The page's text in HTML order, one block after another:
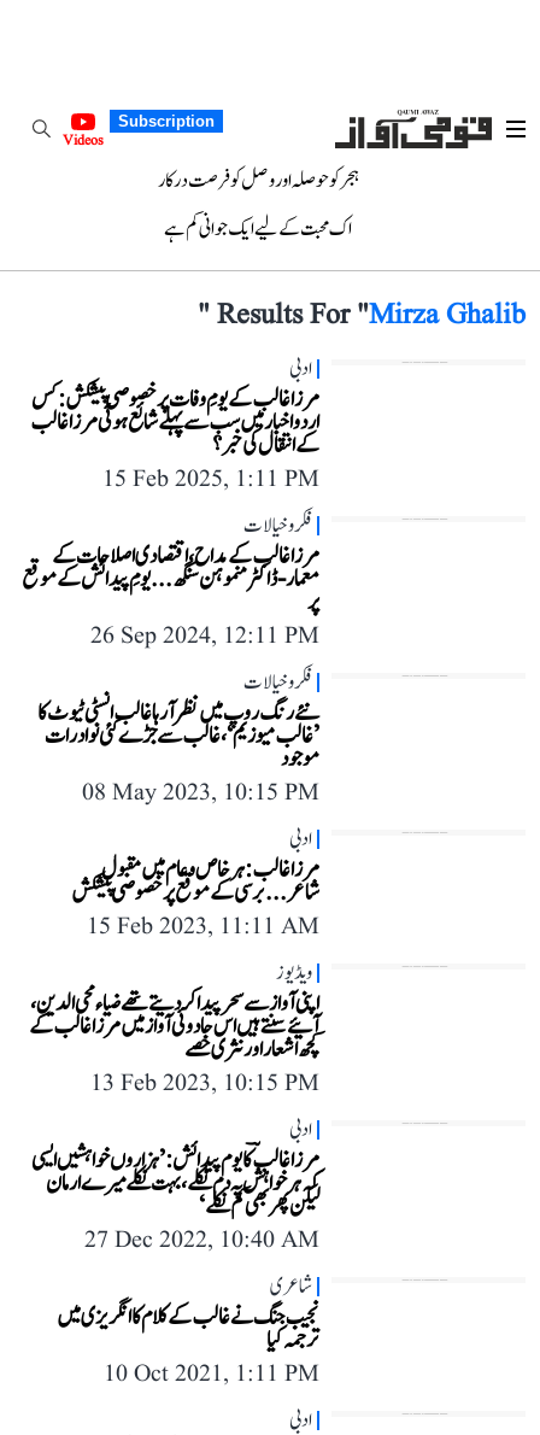
Subscription
Videos
ہجر کو حوصلہ اور وصل کو فرصت درکار
اک محبت کے لیے ایک جوانی کم ہے
Results For "Mirza Ghalib
"
ادبی
مرزا غالب کے یومِ وفات پر خصوصی پیشکش: کس
اردو اخبار میں سب سے پہلے شائع ہوئی مرزا غالب
کے انتقال کی خبر؟
15 Feb 2025, 1:11 PM
فکر و خیالات
مرزا غالب کے مداح، اقتصادی اصلاحات کے
معمار - ڈاکٹر منموہن سنگھ... یومِ پیدائش کے موقع
پر
26 Sep 2024, 12:11 PM
فکر و خیالات
نئے رنگ روپ میں نظر آ رہا غالب انسٹی ٹیوٹ کا
’غالب میوزیم‘، غالب سے جڑے کئی نوادرات
موجود
08 May 2023, 10:15 PM
ادبی
مرزا غالب: ہر خاص و عام میں مقبول
شاعر...برسی کے موقع پر خصوصی پیشکش
15 Feb 2023, 11:11 AM
ویڈیوز
اپنی آواز سے سحر پیدا کر دیتے تھے ضیاء محی الدین،
آئیے سنتے ہیں اس جادوئی آواز میں مرزا غالب کے
کچھ اشعار اور نثری حصے
13 Feb 2023, 10:15 PM
ادبی
مرزا غالبؔ کا یوم پیدائش: ’ہزاروں خواہشیں ایسی
کہ ہر خواہش پہ دم نکلے، بہت نکلے میرے ارمان
لیکن پھر بھی کم نکلے‘
27 Dec 2022, 10:40 AM
شاعری
نجیب جنگ نے غالب کے کلام کا انگریزی میں
ترجمہ کیا
10 Oct 2021, 1:11 PM
ادبی